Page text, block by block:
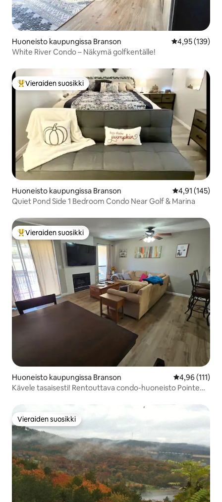
Huoneisto kaupungissa Branson
4,95 (139)
White River Condo – Näkymä golfkentälle!
Vieraiden suosikkien parhaimmistoa
Vieraiden suosikki
Huoneisto kaupungissa Branson
4,91 (145)
Quiet Pond Side 1 Bedroom Condo Near Golf & Marina
Vieraiden suosikkien parhaimmistoa
Vieraiden suosikki
Huoneisto kaupungissa Branson
4,96 (111)
Kävele tasaisesti! Rentouttava condo-huoneisto Pointe
Vieraiden suosikki
Vieraiden suosikki